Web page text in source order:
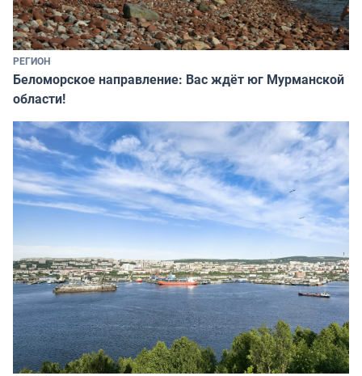
РЕГИОН
Беломорское направление: Вас ждёт юг Мурманской
области!